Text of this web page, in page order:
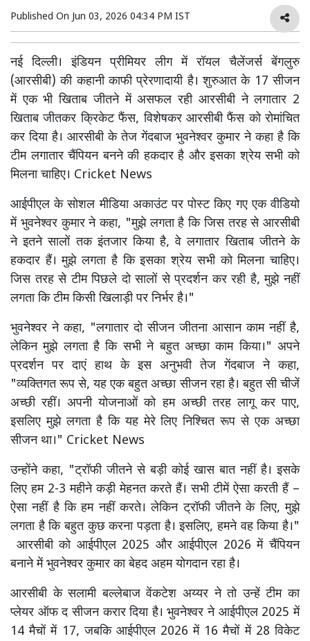
Published On Jun 03, 2026 04:34 PM IST
नई दिल्ली। इंडियन प्रीमियर लीग में रॉयल चैलेंजर्स बेंगलुरु
(आरसीबी) की कहानी काफी प्रेरणादायी है। शुरुआत के 17 सीजन
में एक भी खिताब जीतने में असफल रही आरसीबी ने लगातार 2
खिताब जीतकर क्रिकेट फैंस, विशेषकर आरसीबी फैंस को रोमांचित
कर दिया है। आरसीबी के तेज गेंदबाज भुवनेश्वर कुमार ने कहा है कि
टीम लगातार चैंपियन बनने की हकदार है और इसका श्रेय सभी को
मिलना चाहिए। Cricket News
आईपीएल के सोशल मीडिया अकाउंट पर पोस्ट किए गए एक वीडियो
में भुवनेश्वर कुमार ने कहा, "मुझे लगता है कि जिस तरह से आरसीबी
ने इतने सालों तक इंतजार किया है, वे लगातार खिताब जीतने के
हकदार हैं। मुझे लगता है कि इसका श्रेय सभी को मिलना चाहिए।
जिस तरह से टीम पिछले दो सालों से प्रदर्शन कर रही है, मुझे नहीं
लगता कि टीम किसी खिलाड़ी पर निर्भर है।"
भुवनेश्वर ने कहा, "लगातार दो सीजन जीतना आसान काम नहीं है,
लेकिन मुझे लगता है कि सभी ने बहुत अच्छा काम किया।" अपने
प्रदर्शन पर दाएं हाथ के इस अनुभवी तेज गेंदबाज ने कहा,
"व्यक्तिगत रूप से, यह एक बहुत अच्छा सीजन रहा है। बहुत सी चीजें
अच्छी रहीं। अपनी योजनाओं को हम अच्छी तरह लागू कर पाए,
इसलिए मुझे लगता है कि यह मेरे लिए निश्चित रूप से एक अच्छा
सीजन था।" Cricket News
उन्होंने कहा, "ट्रॉफी जीतने से बड़ी कोई खास बात नहीं है। इसके
लिए हम 2-3 महीने कड़ी मेहनत करते हैं। सभी टीमें ऐसा करती हैं –
ऐसा नहीं है कि हम नहीं करते। लेकिन ट्रॉफी जीतने के लिए, मुझे
लगता है कि बहुत कुछ करना पड़ता है। इसलिए, हमने वह किया है।"
आरसीबी को आईपीएल 2025 और आईपीएल 2026 में चैंपियन
बनाने में भुवनेश्वर कुमार का बेहद अहम योगदान रहा है।
आरसीबी के सलामी बल्लेबाज वेंकटेश अय्यर ने तो उन्हें टीम का
प्लेयर ऑफ द सीजन करार दिया है। भुवनेश्वर ने आईपीएल 2025 में
14 मैचों में 17, जबकि आईपीएल 2026 में 16 मैचों में 28 विकेट